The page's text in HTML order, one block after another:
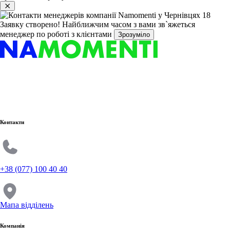
Заявку створено! Найближчим часом з вами зв`яжеться
менеджер по роботі з клієнтами
Зрозуміло
Контакти
+38 (077) 100 40 40
Мапа відділень
Компанія